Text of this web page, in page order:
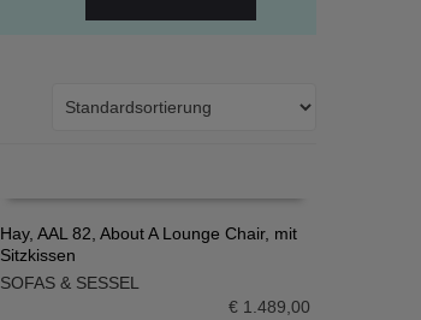
Hay, AAL 82, About A Lounge Chair, mit
Sitzkissen
SOFAS & SESSEL
€ 1.489,00